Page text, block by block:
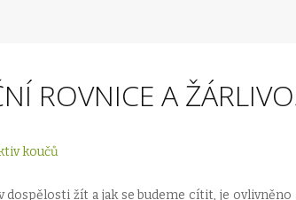
ROVNICE A
koučů
dospělosti žít a jak se budeme cítit, je